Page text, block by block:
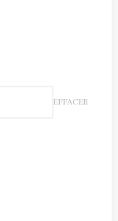
EFFACER